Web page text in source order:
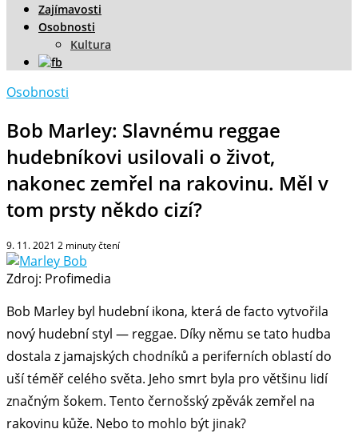
Zajímavosti
Osobnosti
Kultura
Osobnosti
Bob Marley: Slavnému reggae
hudebníkovi usilovali o život,
nakonec zemřel na rakovinu. Měl v
tom prsty někdo cizí?
9. 11. 2021 2 minuty čtení
Zdroj: Profimedia
Bob Marley byl hudební ikona, která de facto vytvořila
nový hudební styl — reggae. Díky němu se tato hudba
dostala z jamajských chodníků a periferních oblastí do
uší téměř celého světa. Jeho smrt byla pro většinu lidí
značným šokem. Tento černošský zpěvák zemřel na
rakovinu kůže. Nebo to mohlo být jinak?